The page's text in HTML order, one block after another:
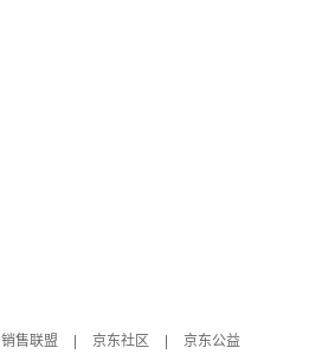
销售联盟 京东社区
京东公益